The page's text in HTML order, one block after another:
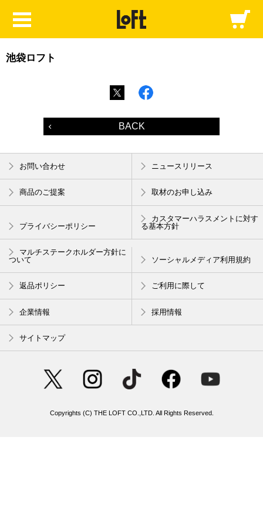
池袋ロフト
BACK
お問い合わせ ニュースリリース
商品のご提案 取材のお申し込み
プライバシーポリシー
カスタマーハラスメントに対す
る基本方針
マルチステークホルダー方針に
ついて
ソーシャルメディア利用規約
返品ポリシー ご利用に際して
企業情報 採用情報
サイトマップ
Copyrights (C) THE LOFT CO.,LTD. All Rights Reserved.